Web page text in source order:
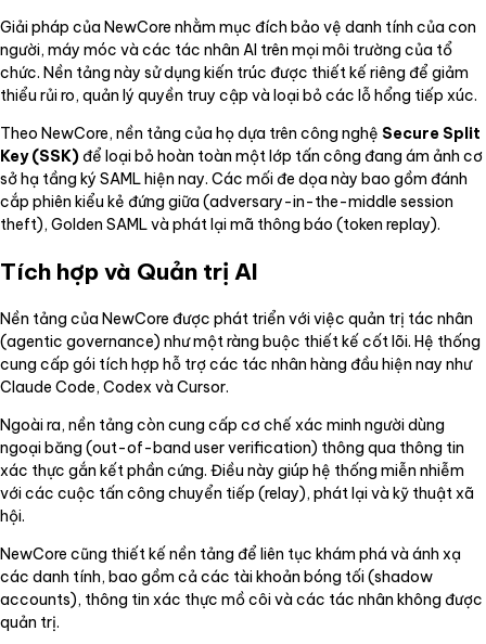
Giải pháp của NewCore nhằm mục đích bảo vệ danh tính của con
người, máy móc và các tác nhân AI trên mọi môi trường của tổ
chức. Nền tảng này sử dụng kiến trúc được thiết kế riêng để giảm
thiểu rủi ro, quản lý quyền truy cập và loại bỏ các lỗ hổng tiếp xúc.
Theo NewCore, nền tảng của họ dựa trên công nghệ Secure Split
Key (SSK)để loại bỏ hoàn toàn một lớp tấn công đang ám ảnh cơ
sở hạ tầng ký SAML hiện nay. Các mối đe dọa này bao gồm đánh
cắp phiên kiểu kẻ đứng giữa (adversary-in-the-middle session
theft), Golden SAML và phát lại mã thông báo (token replay).
Tích hợp và Quản trị AI
Nền tảng của NewCore được phát triển với việc quản trị tác nhân
(agentic governance) như một ràng buộc thiết kế cốt lõi. Hệ thống
cung cấp gói tích hợp hỗ trợ các tác nhân hàng đầu hiện nay như
Claude Code, Codex và Cursor.
Ngoài ra, nền tảng còn cung cấp cơ chế xác minh người dùng
ngoại băng (out-of-band user verification) thông qua thông tin
xác thực gắn kết phần cứng. Điều này giúp hệ thống miễn nhiễm
với các cuộc tấn công chuyển tiếp (relay), phát lại và kỹ thuật xã
hội.
NewCore cũng thiết kế nền tảng để liên tục khám phá và ánh xạ
các danh tính, bao gồm cả các tài khoản bóng tối (shadow
accounts), thông tin xác thực mồ côi và các tác nhân không được
quản trị.